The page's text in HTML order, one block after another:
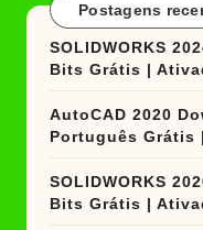
Postagens
SOLIDWORKS
Bits Grátis |
AutoCAD 2020
Português Grátis
SOLIDWORKS
Bits Grátis |